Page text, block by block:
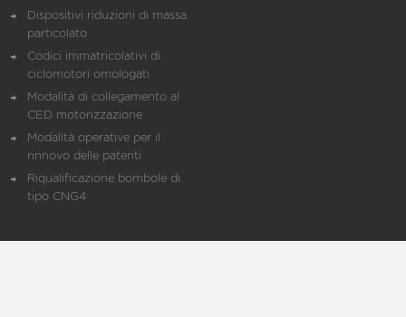
Dispositivi riduzioni di massa
particolato
Codici immatricolativi di
ciclomotori omologati
Modalità di collegamento al
CED motorizzazione
Modalità operative per il
rinnovo delle patenti
Riqualificazione bombole di
tipo CNG4